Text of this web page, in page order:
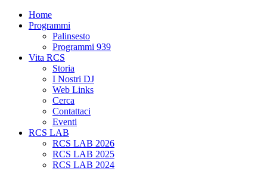
Home
Programmi
Palinsesto
Programmi 939
Vita RCS
Storia
I Nostri DJ
Web Links
Cerca
Contattaci
Eventi
RCS LAB
RCS LAB 2026
RCS LAB 2025
RCS LAB 2024